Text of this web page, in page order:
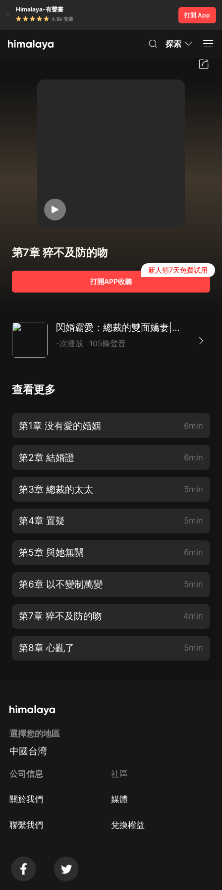
Himalaya-有聲書
4.8k 安裝
打開 App
探索
第7章 猝不及防的吻
打開APP收聽
新人領7天免費試用
閃婚霸愛：總裁的雙面嬌妻|古代言情
-次播放 105條聲音
查看更多
第1章 没有愛的婚姻 6min
第2章 結婚證 6min
第3章 總裁的太太 5min
第4章 置疑 5min
第5章 與她無關 6min
第6章 以不變制萬變 5min
第7章 猝不及防的吻 4min
第8章 心亂了 5min
選擇您的地區
中國台湾
公司信息
關於我們
聯繫我們
社區
媒體
兌換權益